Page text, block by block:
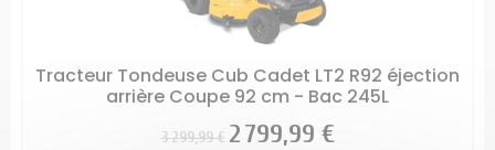
Tracteur Tondeuse Cub Cadet LT2 R92 éjection
arrière Coupe 92 cm - Bac 245L
Prix
3 299,99 € Prix
2 799,99 €